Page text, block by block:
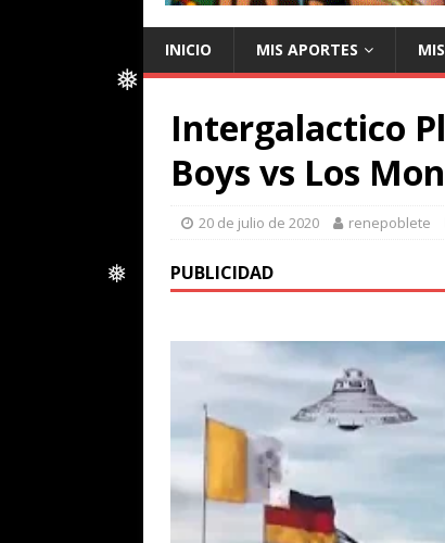
INICIO MIS APORTES
Intergalactico
Boys vs Los
20 de julio de 2020 renepoblete
PUBLICIDAD